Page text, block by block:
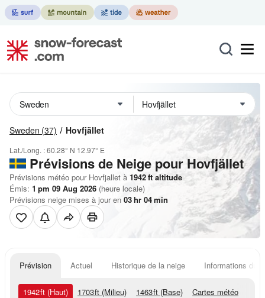
Sweden (37) Hovfjället
Lat./Long. :60.28° N 12.97° E
Prévisions de Neige pour Hovfjället
Prévisions météo pour Hovfjallet à 1942ft altitude
Émis: 1 pm 09 Aug 2026 (heure locale)
Prévisions neige mises à jour en 03hr 04min
Prévision Actuel Historique de la neige Informations du
1942ft (Haut) 1703ft (Milieu) 1463ft (Base) Cartes météo